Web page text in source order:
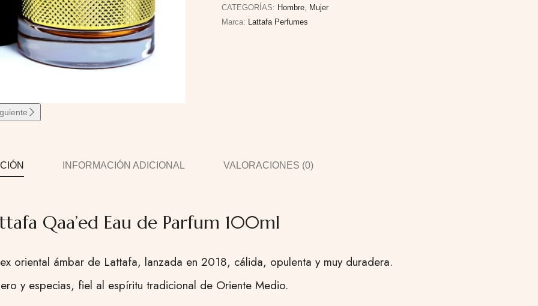
CATEGORÍAS: Hombre,
Mujer
Marca:
Lattafa Perfumes
INFORMACIÓN ADICIONAL VALORACIONES (0)
Qaa’ed Eau de Parfum 100ml
oriental ámbar de Lattafa, lanzada en 2018, cálida, opulenta y muy duradera.
y especias, fiel al espíritu tradicional de Oriente Medio.